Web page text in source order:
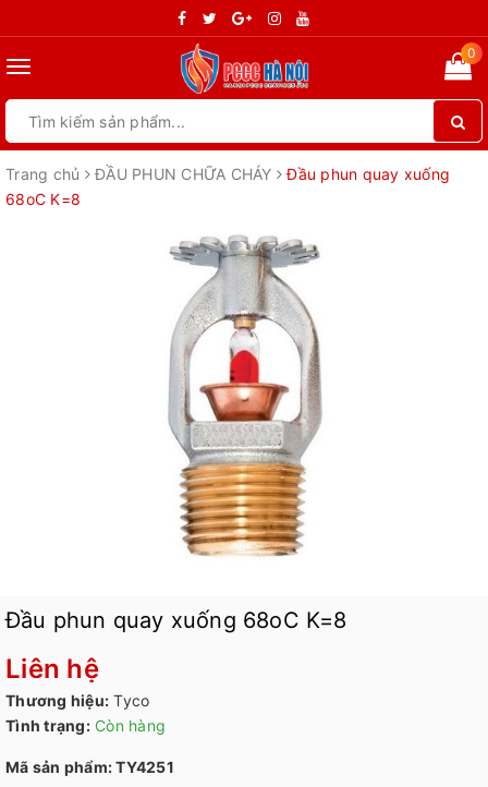
Toggle
0
Trang chủ ĐẦU PHUN CHỮA CHÁY
Đầu phun quay xuống
68oC K=8
Đầu phun quay xuống 68oC K=8
Liên hệ
Thương hiệu: Tyco
Tình trạng: Còn hàng
Mã sản phẩm: TY4251